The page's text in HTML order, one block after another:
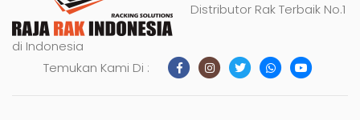
Distributor Rak Terbaik No.1
di Indonesia
Temukan Kami Di :